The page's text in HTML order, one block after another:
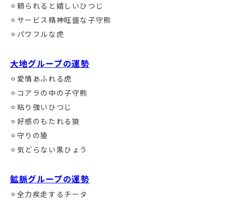
⚪︎頼られると嬉しいひつじ
⚪︎サービス精神旺盛な子守熊
⚪︎パワフルな虎
大地グループの運勢
⚪︎愛情あふれる虎
⚪︎コアラの中の子守熊
⚪︎粘り強いひつじ
⚪︎好感のもたれる狼
⚪︎守りの猿
⚪︎気どらない黒ひょう
鉱脈グループの運勢
⚪︎全力疾走するチータ